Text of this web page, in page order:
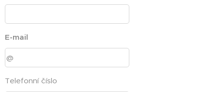
E-mail
Telefonní číslo